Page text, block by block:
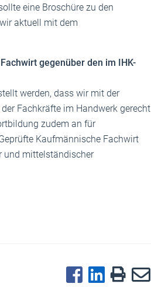
eine Broschüre zu den
aktuell mit dem
gegenüber den im IHK-
werden, dass wir mit der
Fachkräfte im Handwerk gerecht
zudem an für
Kaufmännische Fachwirt
und mittelständischer